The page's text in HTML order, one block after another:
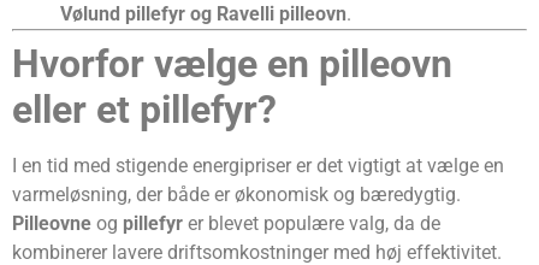
Vølund pillefyr og Ravelli pilleovn.
Hvorfor vælge en pilleovn
eller et pillefyr?
I en tid med stigende energipriser er det vigtigt at vælge en
varmeløsning, der både er økonomisk og bæredygtig.
Pilleovne og pillefyr er blevet populære valg, da de
kombinerer lavere driftsomkostninger med høj effektivitet.